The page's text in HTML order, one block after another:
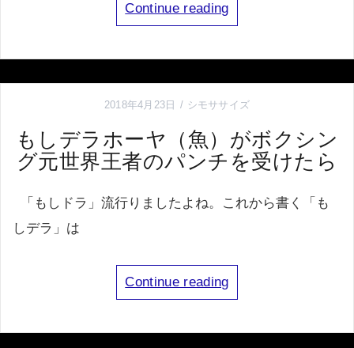
Continue reading
2018年4月23日 シモササイズ
もしデラホーヤ（魚）がボクシン
グ元世界王者のパンチを受けたら
「もしドラ」流行りましたよね。これから書く「も
しデラ」は
Continue reading